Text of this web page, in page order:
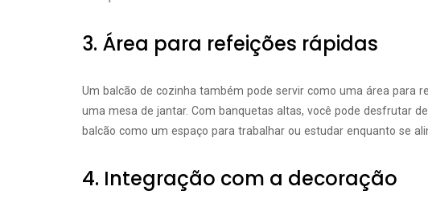
3. Área para refeições rápidas
Um balcão de cozinha também pode servir como uma área para
uma mesa de jantar. Com banquetas altas, você pode desfrutar
balcão como um espaço para trabalhar ou estudar enquanto se
4. Integração com a decoração